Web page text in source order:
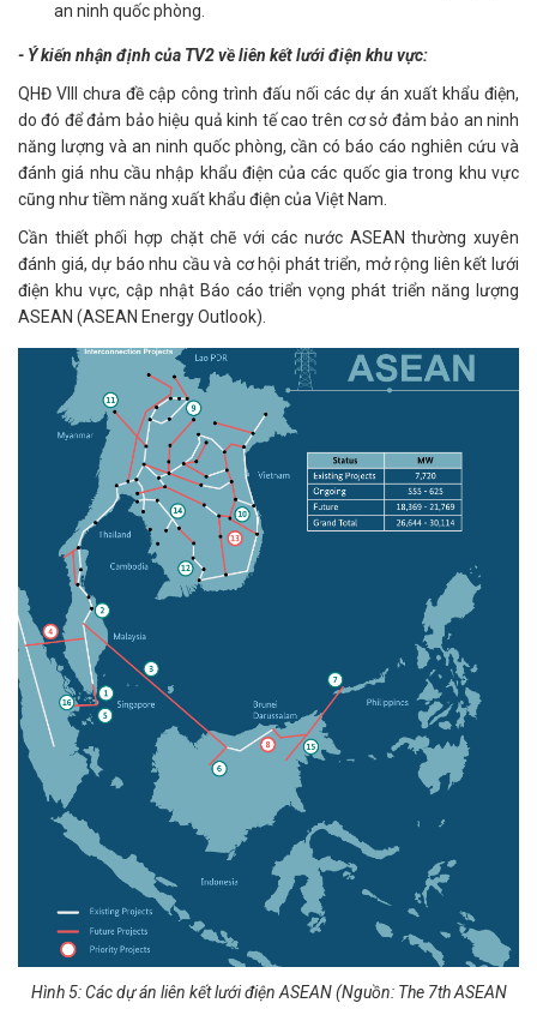
an ninh quốc phòng.
- Ý kiến nhận định của TV2 về liên kết lưới điện khu vực:
QHĐ VIII chưa đề cập công trình đấu nối các dự án xuất khẩu điện,
do đó để đảm bảo hiệu quả kinh tế cao trên cơ sở đảm bảo an ninh
năng lượng và an ninh quốc phòng, cần có báo cáo nghiên cứu và
đánh giá nhu cầu nhập khẩu điện của các quốc gia trong khu vực
cũng như tiềm năng xuất khẩu điện của Việt Nam.
Cần thiết phối hợp chặt chẽ với các nước ASEAN thường xuyên
đánh giá, dự báo nhu cầu và cơ hội phát triển, mở rộng liên kết lưới
điện khu vực, cập nhật Báo cáo triển vọng phát triển năng lượng
ASEAN (ASEAN Energy Outlook).
Hình 5: Các dự án liên kết lưới điện ASEAN (Nguồn: The 7th ASEAN